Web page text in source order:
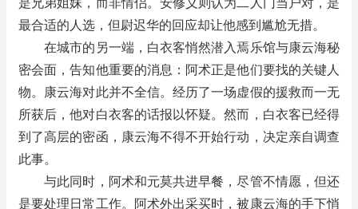
最合适的人选，但尉迟华的回应却让他感到尴尬无措。
在城市的另一端，白衣客悄然潜入焉乐馆与康云海秘
密会面，告知他重要的消息：阿术正是他们要找的关键人
物。康云海对此并不全信。经历了一场虚假的援救而一无
所获后，他对白衣客的话报以怀疑。然而，白衣客已经得
到了高层的密函，康云海不得不开始行动，决定亲自调查
此事。
与此同时，阿术和元莫共进早餐，尽管不情愿，但还
是要处理日常工作。阿术外出采买时，被康云海的手下悄